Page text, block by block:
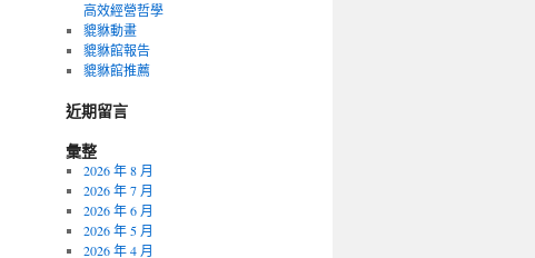
高效經營哲學
貔貅動畫
貔貅館報告
貔貅館推薦
近期留言
彙整
2026 年 8 月
2026 年 7 月
2026 年 6 月
2026 年 5 月
2026 年 4 月